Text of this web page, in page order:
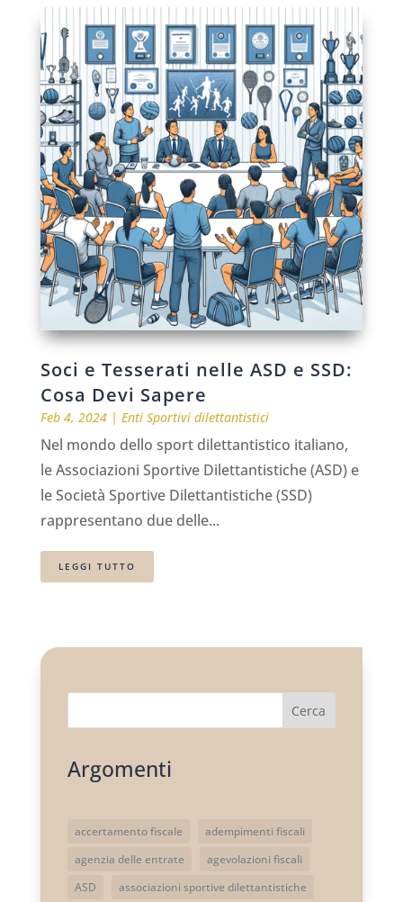
Soci e Tesserati nelle ASD e SSD:
Cosa Devi Sapere
Feb 4, 2024| Enti Sportivi dilettantistici
Nel mondo dello sport dilettantistico italiano,
le Associazioni Sportive Dilettantistiche (ASD) e
le Società Sportive Dilettantistiche (SSD)
rappresentano due delle...
LEGGI TUTTO
Cerca
Argomenti
accertamento fiscale
adempimenti fiscali
agenzia delle entrate
agevolazioni fiscali
ASD
associazioni sportive dilettantistiche